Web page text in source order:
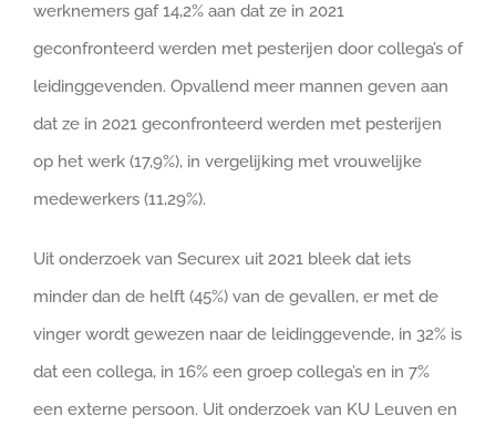
werknemers gaf 14,2% aan dat ze in 2021
geconfronteerd werden met pesterijen door collega’s of
leidinggevenden. Opvallend meer mannen geven aan
dat ze in 2021 geconfronteerd werden met pesterijen
op het werk (17,9%), in vergelijking met vrouwelijke
medewerkers (11,29%).
Uit onderzoek van Securex uit 2021 bleek dat iets
minder dan de helft (45%) van de gevallen, er met de
vinger wordt gewezen naar de leidinggevende, in 32% is
dat een collega, in 16% een groep collega’s en in 7%
een externe persoon. Uit onderzoek van KU Leuven en